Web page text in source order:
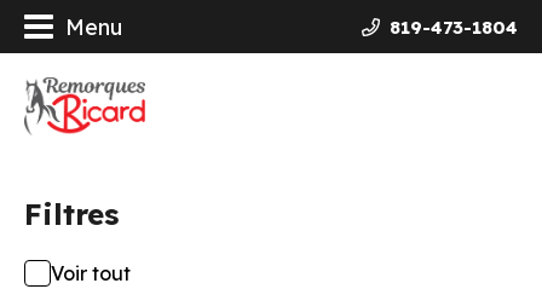
Menu 819-473-1804
Filtres
Voir tout